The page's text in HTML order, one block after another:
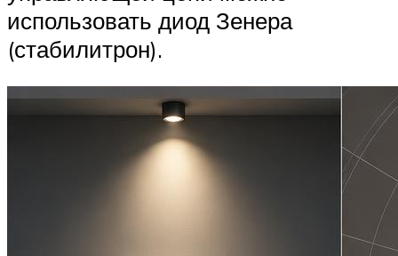
использовать диод Зенера
(стабилитрон).